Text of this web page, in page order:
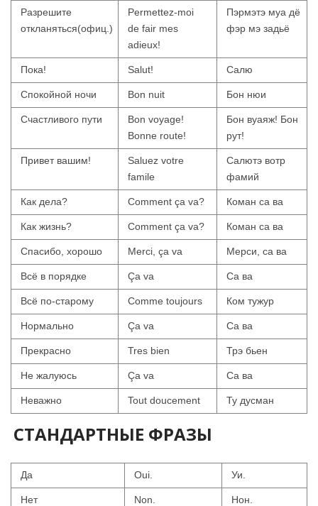
Разрешите
откланяться(офиц.)
Permettez-moi
de fair mes
adieux!
Пэрмэтэ муа дё
фэр мэ задьё
Пока! Salut! Салю
Спокойной ночи Bon nuit Бон нюи
Счастливого пути
Bon voyage!
Bonne route!
Бон вуаяж! Бон
рут!
Привет вашим!
Saluez votre
famile
Салютэ вотр
фамий
Как дела? Comment ça va? Коман са ва
Как жизнь? Comment ça va? Коман са ва
Спасибо, хорошо Merci, ça va Мерси, са ва
Всё в порядке Ça va Са ва
Всё по-старому Comme toujours Ком тужур
Нормально Ça va Са ва
Прекрасно Tres bien Трэ бьен
Не жалуюсь Ça va Са ва
Неважно Tout doucement Ту дусман
СТАНДАРТНЫЕ ФРАЗЫ
Да Oui. Уи.
Нет Non. Нон.